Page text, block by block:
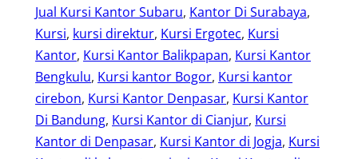
Jual Kursi Kantor Subaru, Kantor Di Surabaya
Kursi, kursi direktur, Kursi Ergotec, Kursi
Kantor, Kursi Kantor Balikpapan, Kursi Kantor
Bengkulu, Kursi kantor Bogor, Kursi kantor
cirebon, Kursi Kantor Denpasar, Kursi Kantor
Di Bandung, Kursi Kantor di Cianjur, Kursi
Kantor di Denpasar, Kursi Kantor di Jogja, Kursi